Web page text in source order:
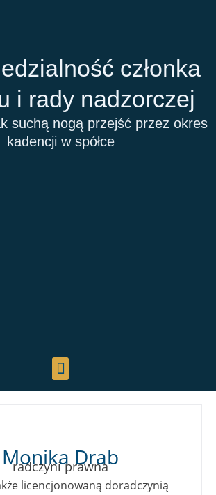
członka
i rady nadzorczej
suchą nogą przejść przez okres
kadencji w spółce
Monika Drab
radczyni prawna
licencjonowaną doradczynią